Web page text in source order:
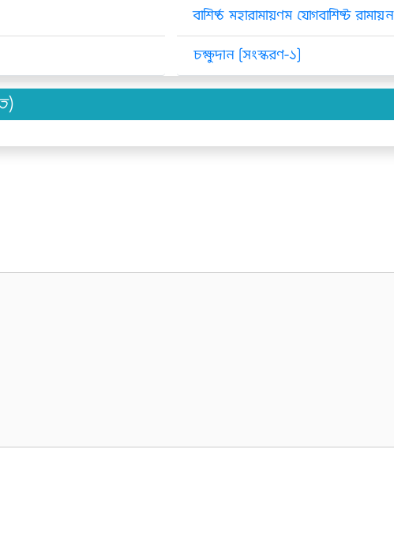
বাশিষ্ঠ মহারামায়ণম যোগবাশিষ্ট রামায়ন
চক্ষুদান [সংস্করণ-১]